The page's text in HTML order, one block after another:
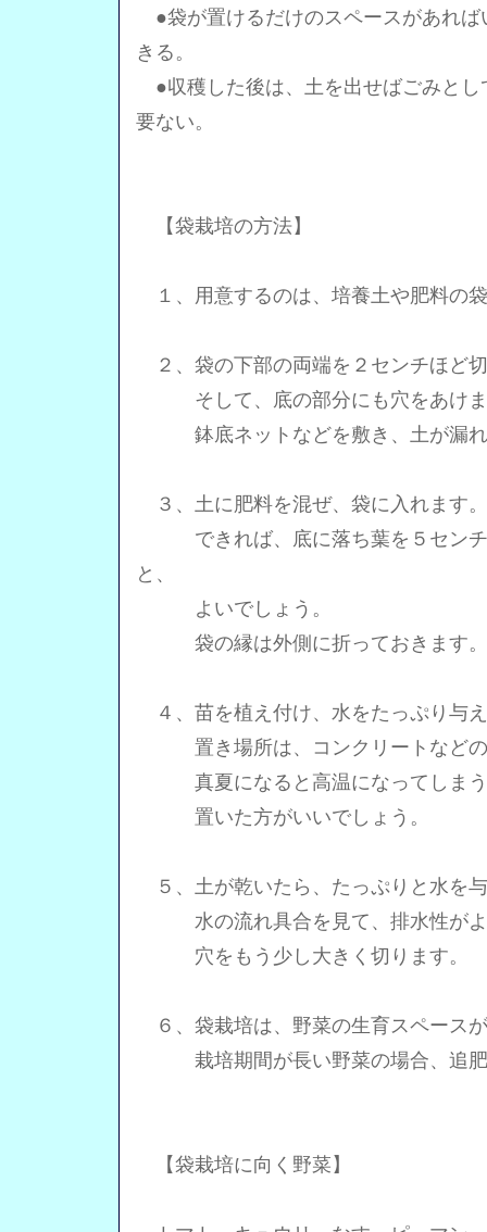
●袋が置けるだけのスペースがあれば
きる。
●収穫した後は、土を出せばごみとし
要ない。
【袋栽培の方法】
１、用意するのは、培養土や肥料の
２、袋の下部の両端を２センチほど
そして、底の部分にも穴をあけま
鉢底ネットなどを敷き、土が漏れ
３、土に肥料を混ぜ、袋に入れます。
できれば、底に落ち葉を５センチ
と、
よいでしょう。
袋の縁は外側に折っておきます。
４、苗を植え付け、水をたっぷり与
置き場所は、コンクリートなどの
真夏になると高温になってしまう
置いた方がいいでしょう。
５、土が乾いたら、たっぷりと水を
水の流れ具合を見て、排水性がよ
穴をもう少し大きく切ります。
６、袋栽培は、野菜の生育スペース
栽培期間が長い野菜の場合、追肥
【袋栽培に向く野菜】